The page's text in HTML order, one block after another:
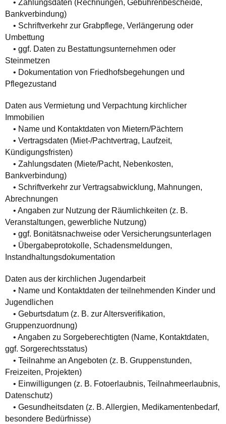
• Zahlungsdaten (Rechnungen, Gebührenbescheide,
Bankverbindung)
• Schriftverkehr zur Grabpflege, Verlängerung oder
Umbettung
• ggf. Daten zu Bestattungsunternehmen oder
Steinmetzen
• Dokumentation von Friedhofsbegehungen und
Pflegezustand
Daten aus Vermietung und Verpachtung kirchlicher
Immobilien
• Name und Kontaktdaten von Mietern/Pächtern
• Vertragsdaten (Miet-/Pachtvertrag, Laufzeit,
Kündigungsfristen)
• Zahlungsdaten (Miete/Pacht, Nebenkosten,
Bankverbindung)
• Schriftverkehr zur Vertragsabwicklung, Mahnungen,
Abrechnungen
• Angaben zur Nutzung der Räumlichkeiten (z. B.
Veranstaltungen, gewerbliche Nutzung)
• ggf. Bonitätsnachweise oder Versicherungsunterlagen
• Übergabeprotokolle, Schadensmeldungen,
Instandhaltungsdokumentation
Daten aus der kirchlichen Jugendarbeit
• Name und Kontaktdaten der teilnehmenden Kinder und
Jugendlichen
• Geburtsdatum (z. B. zur Altersverifikation,
Gruppenzuordnung)
• Angaben zu Sorgeberechtigten (Name, Kontaktdaten,
ggf. Sorgerechtsstatus)
• Teilnahme an Angeboten (z. B. Gruppenstunden,
Freizeiten, Projekten)
• Einwilligungen (z. B. Fotoerlaubnis, Teilnahmeerlaubnis,
Datenschutz)
• Gesundheitsdaten (z. B. Allergien, Medikamentenbedarf,
besondere Bedürfnisse)